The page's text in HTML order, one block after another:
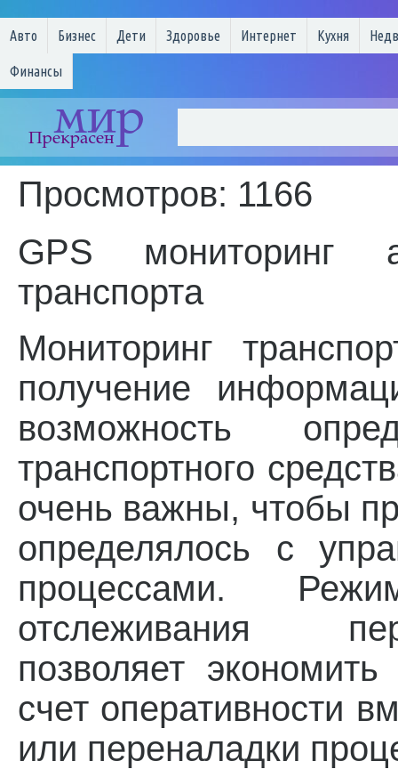
Авто Бизнес Дети Здоровье Интернет Кухня
Финансы
Просмотров: 1166
GPS мониторинг
транспорта
Мониторинг
получение
возможность
транспортного
очень важны, чтобы
определялось с
процессами.
отслеживания
позволяет
счет оперативности
или переналадки